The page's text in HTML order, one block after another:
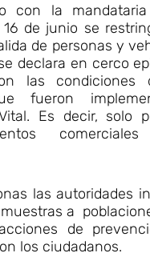
con la
de junio se
de personas y
declara en cerco
las condiciones
fueron
Es decir, solo
las autoridades
a
de
los ciudadanos.